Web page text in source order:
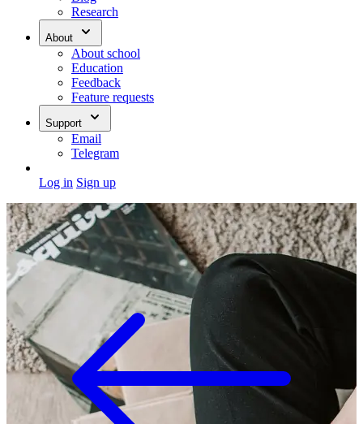
Research
About
About school
Education
Feedback
Feature requests
Support
Email
Telegram
Log in Sign up